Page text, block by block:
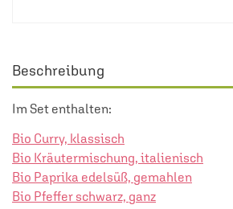
Beschreibung
Im Set enthalten:
Bio Curry, klassisch
Bio Kräutermischung, italienisch
Bio Paprika edelsüß, gemahlen
Bio Pfeffer schwarz, ganz